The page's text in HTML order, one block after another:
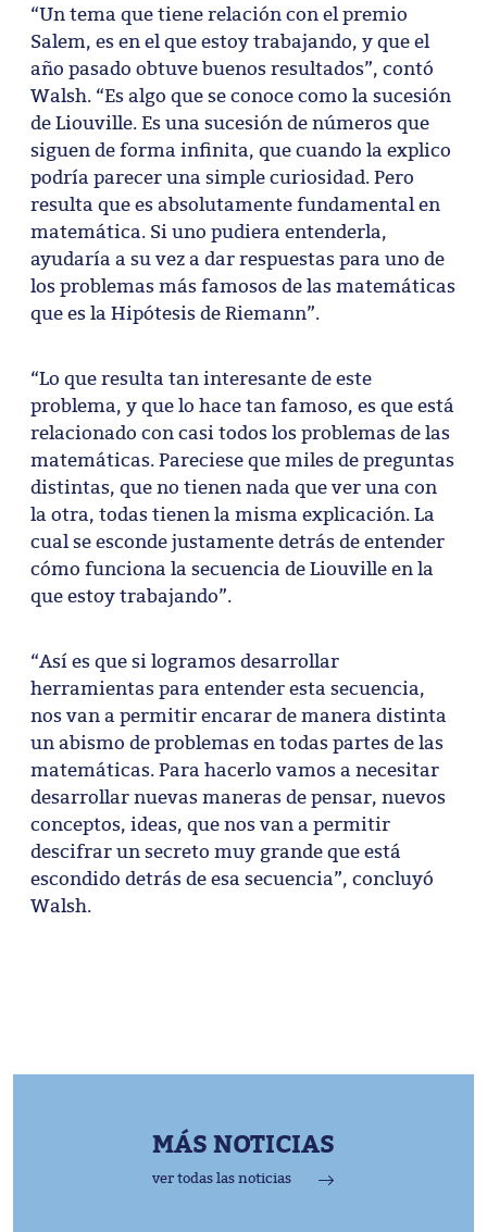
“Un tema que tiene relación con el premio
Salem, es en el que estoy trabajando, y que el
año pasado obtuve buenos resultados”, contó
Walsh. “Es algo que se conoce como la sucesión
de Liouville. Es una sucesión de números que
siguen de forma infinita, que cuando la explico
podría parecer una simple curiosidad. Pero
resulta que es absolutamente fundamental en
matemática. Si uno pudiera entenderla,
ayudaría a su vez a dar respuestas para uno de
los problemas más famosos de las matemáticas
que es la Hipótesis de Riemann”.
“Lo que resulta tan interesante de este
problema, y que lo hace tan famoso, es que está
relacionado con casi todos los problemas de las
matemáticas. Pareciese que miles de preguntas
distintas, que no tienen nada que ver una con
la otra, todas tienen la misma explicación. La
cual se esconde justamente detrás de entender
cómo funciona la secuencia de Liouville en la
que estoy trabajando”.
“Así es que si logramos desarrollar
herramientas para entender esta secuencia,
nos van a permitir encarar de manera distinta
un abismo de problemas en todas partes de las
matemáticas. Para hacerlo vamos a necesitar
desarrollar nuevas maneras de pensar, nuevos
conceptos, ideas, que nos van a permitir
descifrar un secreto muy grande que está
escondido detrás de esa secuencia”, concluyó
Walsh.
MÁS NOTICIAS
ver todas las noticias